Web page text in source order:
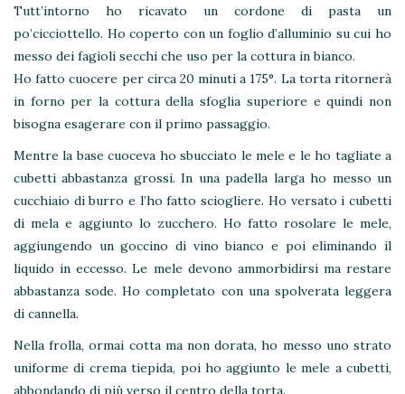
Tutt’intorno ho ricavato un cordone di pasta un
po’cicciottello. Ho coperto con un foglio d’alluminio su cui ho
messo dei fagioli secchi che uso per la cottura in bianco.
Ho fatto cuocere per circa 20 minuti a 175°. La torta ritornerà
in forno per la cottura della sfoglia superiore e quindi non
bisogna esagerare con il primo passaggio.
Mentre la base cuoceva ho sbucciato le mele e le ho tagliate a
cubetti abbastanza grossi. In una padella larga ho messo un
cucchiaio di burro e l’ho fatto sciogliere. Ho versato i cubetti
di mela e aggiunto lo zucchero. Ho fatto rosolare le mele,
aggiungendo un goccino di vino bianco e poi eliminando il
liquido in eccesso. Le mele devono ammorbidirsi ma restare
abbastanza sode. Ho completato con una spolverata leggera
di cannella.
Nella frolla, ormai cotta ma non dorata, ho messo uno strato
uniforme di crema tiepida, poi ho aggiunto le mele a cubetti,
abbondando di più verso il centro della torta.